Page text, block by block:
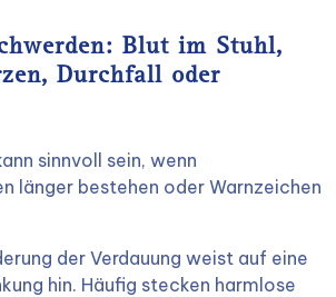
Blut im Stuhl,
Durchfall oder
sinnvoll sein, wenn
länger bestehen oder Warnzeichen
der Verdauung weist auf eine
hin. Häufig stecken harmlose